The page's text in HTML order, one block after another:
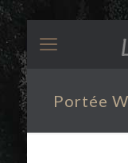
Portée W